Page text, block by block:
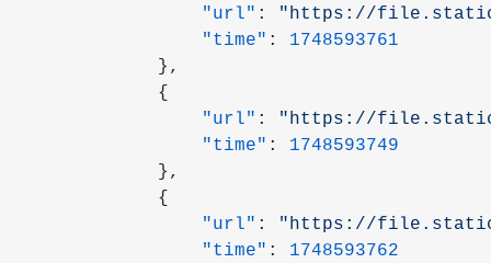
                "url"
:
"https://
                "time"
: 1748593761
            },
            {
                "url"
:
"https://
                "time"
: 1748593749
            },
            {
                "url"
:
"https://
                "time"
: 1748593762